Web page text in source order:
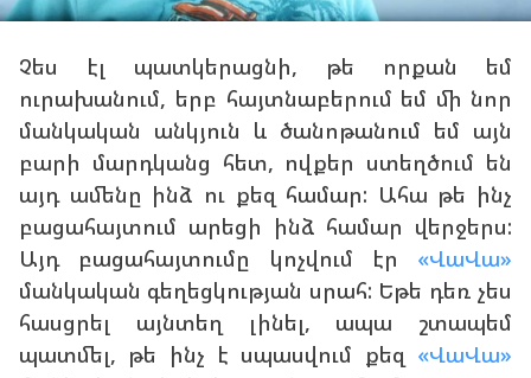
Չես էլ պատկերացնի, թե որքան եմ
ուրախանում, երբ հայտնաբերում եմ մի նոր
մանկական անկյուն և ծանոթանում եմ այն
բարի մարդկանց հետ, ովքեր ստեղծում են
այդ ամենը ինձ ու քեզ համար: Ահա թե ինչ
բացահայտում արեցի ինձ համար վերջերս:
Այդ բացահայտումը կոչվում էր «ՎաՎա»
մանկական գեղեցկության սրահ: Եթե դեռ չես
հասցրել այնտեղ լինել, ապա շտապեմ
պատմել, թե ինչ է սպասվում քեզ «ՎաՎա»